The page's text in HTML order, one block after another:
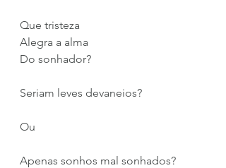
Que tristeza
Alegra a alma
Do sonhador?
Seriam leves devaneios?
Ou
Apenas sonhos mal sonhados?